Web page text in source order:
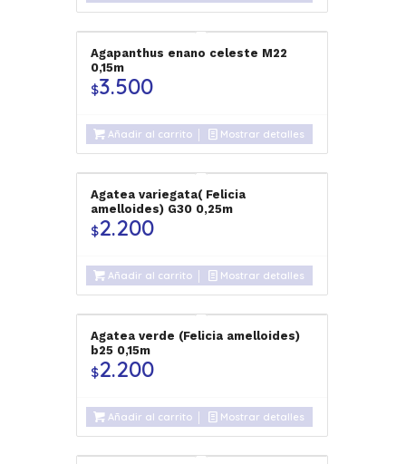
Agapanthus enano celeste M22
0,15m
$3.500
Añadir al carrito Mostrar detalles
Agatea variegata( Felicia
amelloides) G30 0,25m
$2.200
Añadir al carrito Mostrar detalles
Agatea verde (Felicia amelloides)
b25 0,15m
$2.200
Añadir al carrito Mostrar detalles